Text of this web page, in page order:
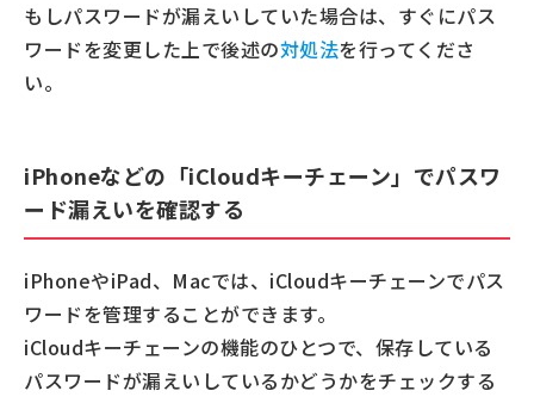
もしパスワードが漏えいしていた場合は、すぐにパス
ワードを変更した上で後述の対処法を行ってくださ
い。
iPhoneなどの「iCloudキーチェーン」でパスワ
ード漏えいを確認する
iPhoneやiPad、Macでは、iCloudキーチェーンでパス
ワードを管理することができます。
iCloudキーチェーンの機能のひとつで、保存している
パスワードが漏えいしているかどうかをチェックする